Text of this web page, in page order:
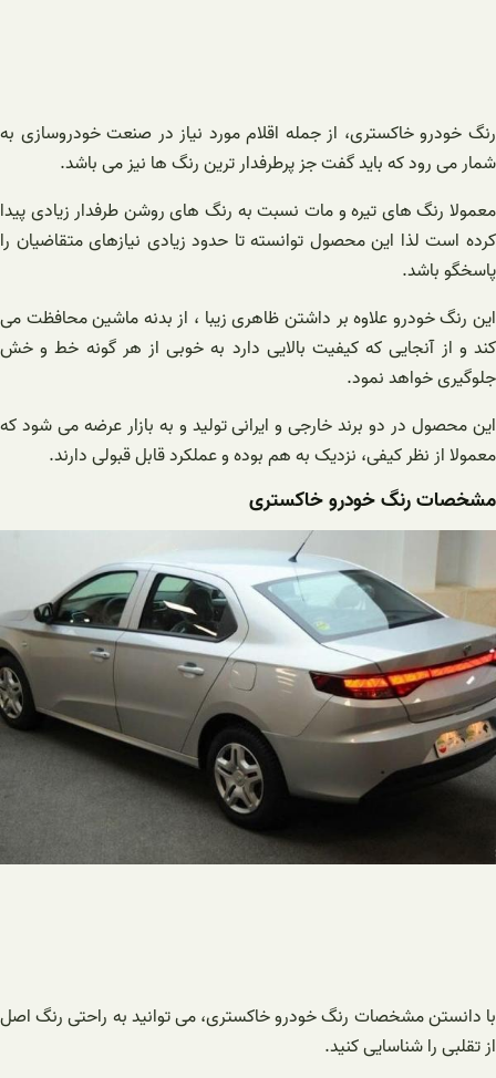
رنگ خودرو خاکستری، از جمله اقلام مورد نیاز در صنعت خودروسازی به
شمار می رود که باید گفت جز پرطرفدار ترین رنگ ها نیز می باشد.
معمولا رنگ های تیره و مات نسبت به رنگ های روشن طرفدار زیادی پیدا
کرده است لذا این محصول توانسته تا حدود زیادی نیازهای متقاضیان را
پاسخگو باشد.
این رنگ خودرو علاوه بر داشتن ظاهری زیبا ، از بدنه ماشین محافظت می
کند و از آنجایی که کیفیت بالایی دارد به خوبی از هر گونه خط و خش
جلوگیری خواهد نمود.
این محصول در دو برند خارجی و ایرانی تولید و به بازار عرضه می شود که
معمولا از نظر کیفی، نزدیک به هم بوده و عملکرد قابل قبولی دارند.
مشخصات رنگ خودرو خاکستری
با دانستن مشخصات رنگ خودرو خاکستری، می توانید به راحتی رنگ اصل
از تقلبی را شناسایی کنید.